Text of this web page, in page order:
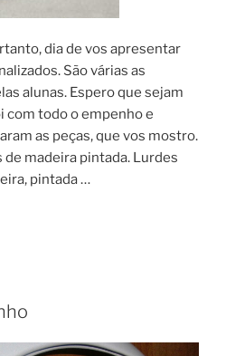
dia de vos apresentar
São várias as
alunas. Espero que sejam
com todo o empenho e
as peças, que vos mostro.
madeira pintada. Lurdes
pintada …